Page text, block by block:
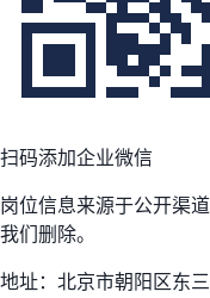
扫码添加企业微信
岗位信息来源于公开渠
我们删除。
地址：北京市朝阳区东